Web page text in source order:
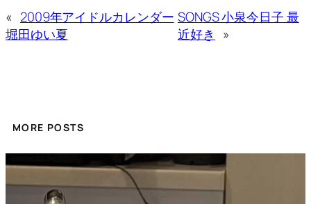
« 2009年アイドルカレンダー
堀田ゆい夏
SONGS 小泉今日子 最
近好き
»
MORE POSTS